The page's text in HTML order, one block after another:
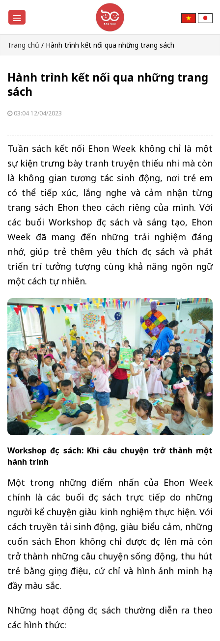
Trang chủ / Hành trình kết nối qua những trang sách
Hành trình kết nối qua những trang
sách
03:04 12/04/2023
Tuần sách kết nối Ehon Week không chỉ là một
sự kiện trưng bày tranh truyện thiếu nhi mà còn
là không gian tương tác sinh động, nơi trẻ em
có thể tiếp xúc, lắng nghe và cảm nhận từng
trang sách Ehon theo cách riêng của mình. Với
các buổi Workshop đọc sách và sáng tạo, Ehon
Week đã mang đến những trải nghiệm đáng
nhớ, giúp trẻ thêm yêu thích đọc sách và phát
triển trí tưởng tượng cùng khả năng ngôn ngữ
một cách tự nhiên.
Workshop đọc sách: Khi câu chuyện trở thành một
hành trình
Một trong những điểm nhấn của Ehon Week
chính là các buổi đọc sách trực tiếp do những
người kể chuyện giàu kinh nghiệm thực hiện. Với
cách truyền tải sinh động, giàu biểu cảm, những
cuốn sách Ehon không chỉ được đọc lên mà còn
trở thành những câu chuyện sống động, thu hút
trẻ bằng giọng điệu, cử chỉ và hình ảnh minh họa
đầy màu sắc.
Những hoạt động đọc sách thường diễn ra theo
các hình thức: